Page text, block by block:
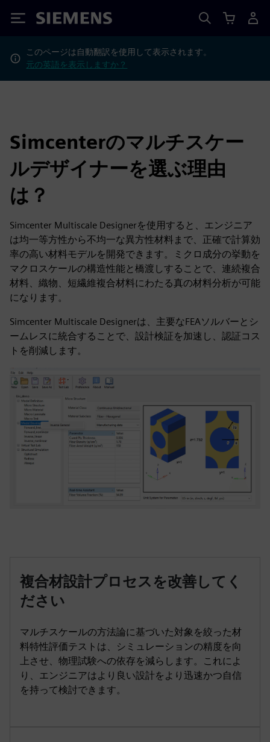
Siemens
このページは自動翻訳を使用して表示されます。
元の英語を表示しますか？
Simcenterのマルチスケー
ルデザイナーを選ぶ理由
は？
Simcenter Multiscale Designerを使用すると、エンジニア
は均一等方性から不均一な異方性材料まで、正確で計算効
率の高い材料モデルを開発できます。ミクロ成分の挙動を
マクロスケールの構造性能と橋渡しすることで、連続複合
材料、織物、短繊維複合材料にわたる真の材料分析が可能
になります。
Simcenter Multiscale Designerは、主要なFEAソルバーとシ
ームレスに統合することで、設計検証を加速し、認証コス
トを削減します。
複合材設計プロセスを改善してく
ださい
マルチスケールの方法論に基づいた対象を絞った材
料特性評価テストは、シミュレーションの精度を向
上させ、物理試験への依存を減らします。これによ
り、エンジニアはより良い設計をより迅速かつ自信
を持って検討できます。